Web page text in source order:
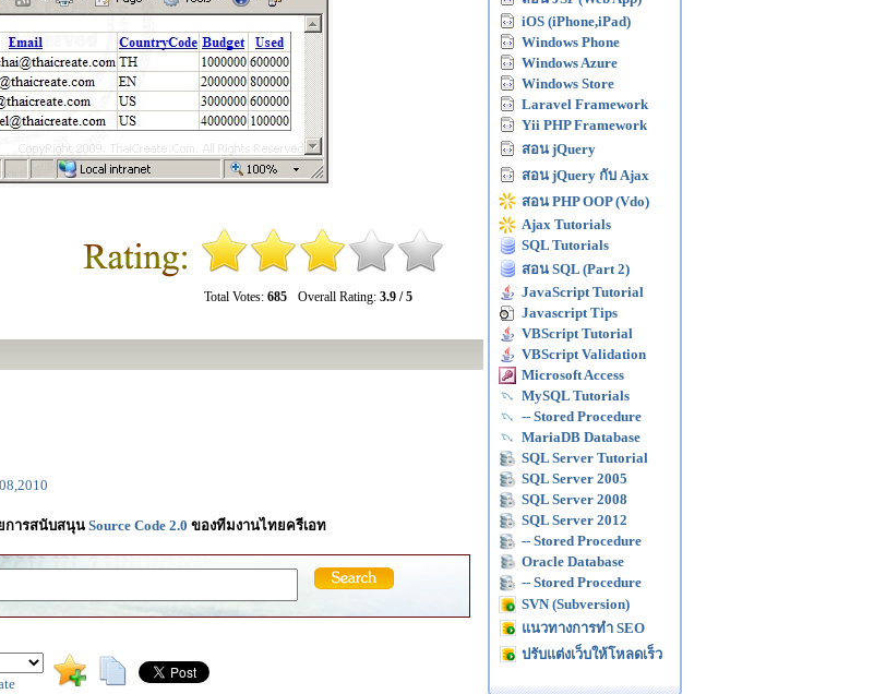
Total Votes: 685 Overall Rating: 3.9 / 5
การสนับสนุน Source Code 2.0 ของทีมงานไทยครีเอท
iOS (iPhone,iPad)
Windows Phone
Windows Azure
Windows Store
Laravel Framework
Yii PHP Framework
สอน jQuery
สอน jQuery กับ Ajax
สอน PHP OOP (Vdo)
Ajax Tutorials
SQL Tutorials
สอน SQL (Part 2)
JavaScript Tutorial
Javascript Tips
VBScript Tutorial
VBScript Validation
Microsoft Access
MySQL Tutorials
-- Stored Procedure
MariaDB Database
SQL Server Tutorial
SQL Server 2005
SQL Server 2008
SQL Server 2012
-- Stored Procedure
Oracle Database
-- Stored Procedure
SVN (Subversion)
แนวทางการทำ SEO
ปรับแต่งเว็บให้โหลดเร็ว